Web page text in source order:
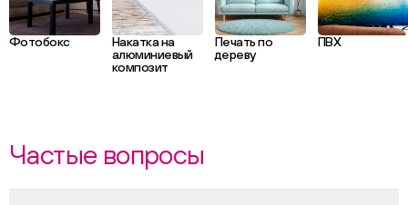
Фотобокс
Накатка на
алюминиевый
композит
Печать по
дереву
ПВХ
Частые вопросы